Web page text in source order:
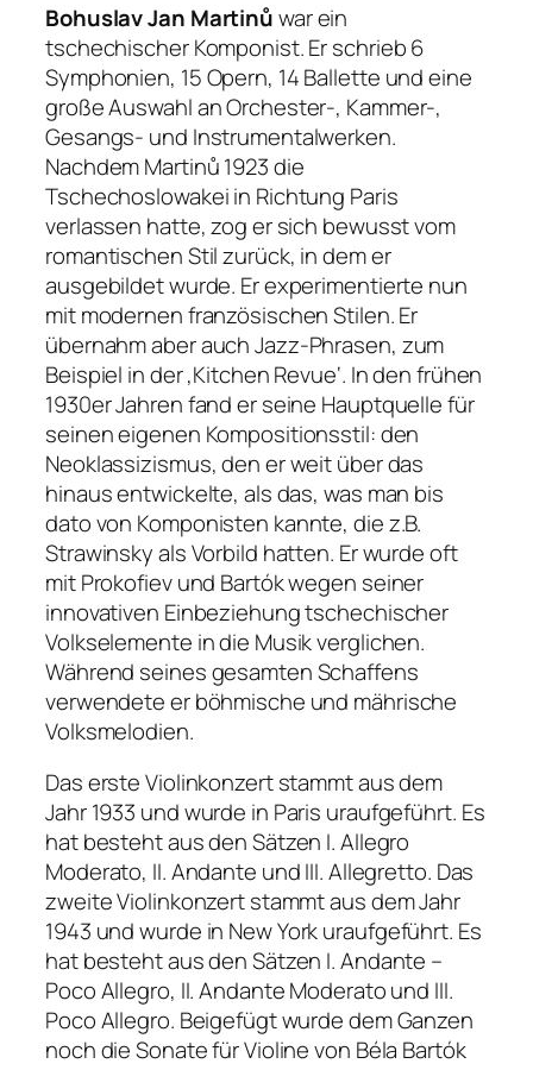
Bohuslav Jan Martinůwar ein
tschechischer Komponist. Er schrieb 6
Symphonien, 15 Opern, 14 Ballette und eine
große Auswahl an Orchester-, Kammer-,
Gesangs- und Instrumentalwerken.
Nachdem Martinů 1923 die
Tschechoslowakei in Richtung Paris
verlassen hatte, zog er sich bewusst vom
romantischen Stil zurück, in dem er
ausgebildet wurde. Er experimentierte nun
mit modernen französischen Stilen. Er
übernahm aber auch Jazz-Phrasen, zum
Beispiel in der ‚Kitchen Revue‘. In den frühen
1930er Jahren fand er seine Hauptquelle für
seinen eigenen Kompositionsstil: den
Neoklassizismus, den er weit über das
hinaus entwickelte, als das, was man bis
dato von Komponisten kannte, die z.B.
Strawinsky als Vorbild hatten. Er wurde oft
mit Prokofiev und Bartók wegen seiner
innovativen Einbeziehung tschechischer
Volkselemente in die Musik verglichen.
Während seines gesamten Schaffens
verwendete er böhmische und mährische
Volksmelodien.
Das erste Violinkonzert stammt aus dem
Jahr 1933 und wurde in Paris uraufgeführt. Es
hat besteht aus den Sätzen I. Allegro
Moderato, II. Andante und III. Allegretto. Das
zweite Violinkonzert stammt aus dem Jahr
1943 und wurde in New York uraufgeführt. Es
hat besteht aus den Sätzen I. Andante –
Poco Allegro, II. Andante Moderato und III.
Poco Allegro. Beigefügt wurde dem Ganzen
noch die Sonate für Violine von Béla Bartók